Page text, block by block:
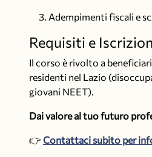
Adempimenti fiscali e
Requisiti e
Il corso è rivolto a
residenti nel Lazio
giovani NEET).
Dai valore al tuo futuro
👉 Contattaci subito per